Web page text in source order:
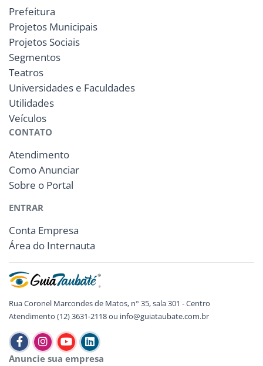
Prefeitura
Projetos Municipais
Projetos Sociais
Segmentos
Teatros
Universidades e Faculdades
Utilidades
Veículos
CONTATO
Atendimento
Como Anunciar
Sobre o Portal
ENTRAR
Conta Empresa
Área do Internauta
Rua Coronel Marcondes de Matos, n° 35, sala 301 - Centro
Atendimento (12) 3631-2118 ou info@guiataubate.com.br
Anuncie sua empresa